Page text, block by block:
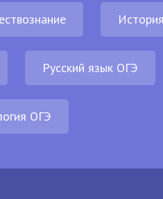
История
Русский язык ОГЭ
ОГЭ